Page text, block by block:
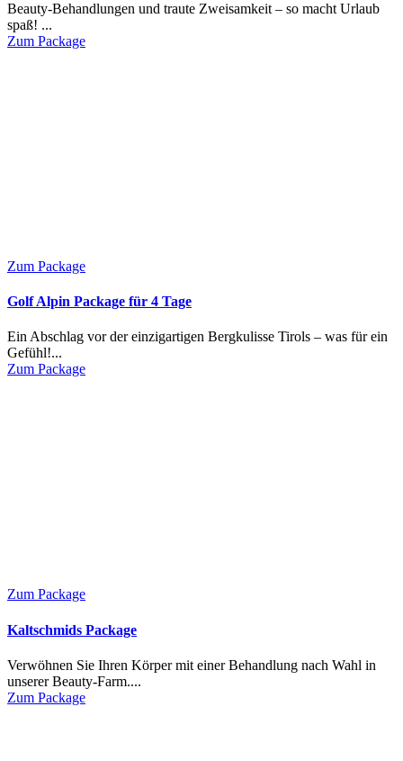
Beauty-Behandlungen und traute Zweisamkeit – so macht Urlaub
spaß! ...
Zum Package
Zum Package
Golf Alpin Package für 4 Tage
Ein Abschlag vor der einzigartigen Bergkulisse Tirols – was für ein
Gefühl!...
Zum Package
Zum Package
Kaltschmids Package
Verwöhnen Sie Ihren Körper mit einer Behandlung nach Wahl in
unserer Beauty-Farm....
Zum Package